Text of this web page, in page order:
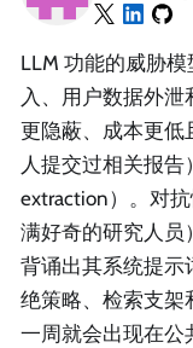
LLM 功能的威胁
入、用户数据外
更隐蔽、成本更低
人提交过相关报
extraction）。对
满好奇的研究人员
背诵出其系统提示
绝策略、检索支架
一周就会出现在公